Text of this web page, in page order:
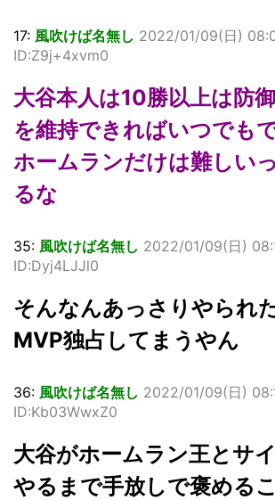
17: 風吹けば名無し 2022/01/09(日)
ID:Z9j+4xvm0
大谷本人は10勝以上は防
を維持できればいつでも
ホームランだけは難しい
るな
35: 風吹けば名無し 2022/01/09(日)
ID:Dyj4LJJl0
そんなんあっさりやられ
MVP独占してまうやん
36: 風吹けば名無し 2022/01/09(日)
ID:Kb03WwxZ0
大谷がホームラン王とサ
やるまで手放しで褒める